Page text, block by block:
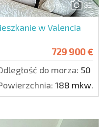
31
w Valencia
729 900 €
do morza: 50 m.
188 mkw.